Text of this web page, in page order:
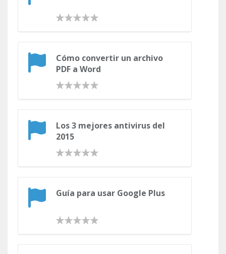
Cómo convertir un archivo
PDF a Word
Los 3 mejores antivirus del
2015
Guía para usar Google Plus